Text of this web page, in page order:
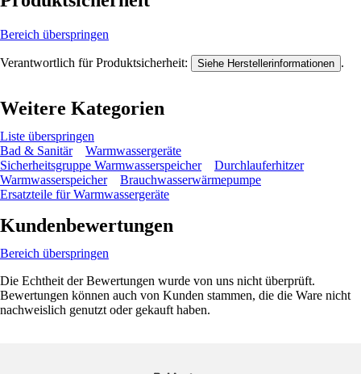
Bereich überspringen
Verantwortlich für Produktsicherheit: Siehe Herstellerinformationen .
Weitere Kategorien
Liste überspringen
Bad & Sanitär
Warmwassergeräte
Sicherheitsgruppe Warmwasserspeicher
Durchlauferhitzer
Warmwasserspeicher
Brauchwasserwärmepumpe
Ersatzteile für Warmwassergeräte
Kundenbewertungen
Bereich überspringen
Die Echtheit der Bewertungen wurde von uns nicht überprüft.
Bewertungen können auch von Kunden stammen, die die Ware nicht
nachweislich genutzt oder gekauft haben.